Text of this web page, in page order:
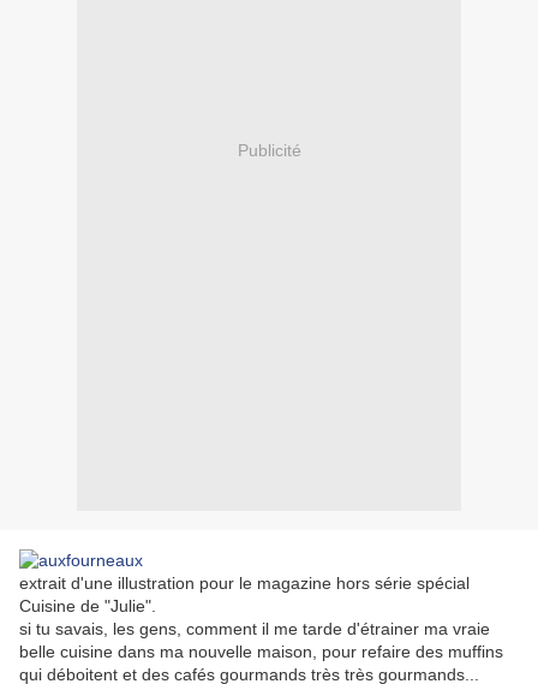
Publicité
extrait d'une illustration pour le magazine hors série spécial
Cuisine de "Julie".
si tu savais, les gens, comment il me tarde d'étrainer ma vraie
belle cuisine dans ma nouvelle maison, pour refaire des muffins
qui déboitent et des cafés gourmands très très gourmands...